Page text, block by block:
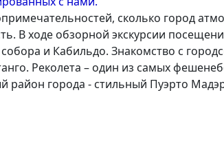
сколько город
В ходе обзорной экскурсии
и Кабильдо. Знакомство с
Реколета – один из самых
район города - стильный Пуэрто